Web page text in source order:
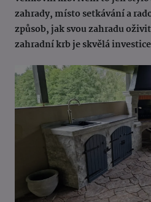
zahrady, místo setkávání a
způsob, jak svou zahradu
zahradní krb je skvělá